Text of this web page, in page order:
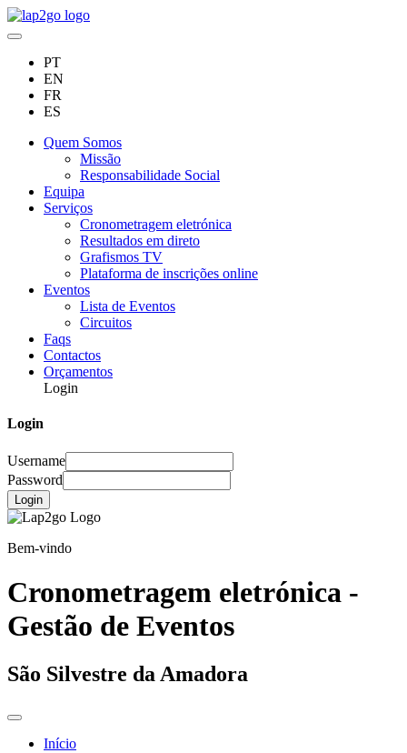
PT
EN
FR
ES
Quem Somos
Missão
Responsabilidade Social
Equipa
Serviços
Cronometragem eletrónica
Resultados em direto
Grafismos TV
Plataforma de inscrições online
Eventos
Lista de Eventos
Circuitos
Faqs
Contactos
Orçamentos
Login
Login
Username
Password
Login
Bem-vindo
Cronometragem eletrónica -
Gestão de Eventos
São Silvestre da Amadora
Início